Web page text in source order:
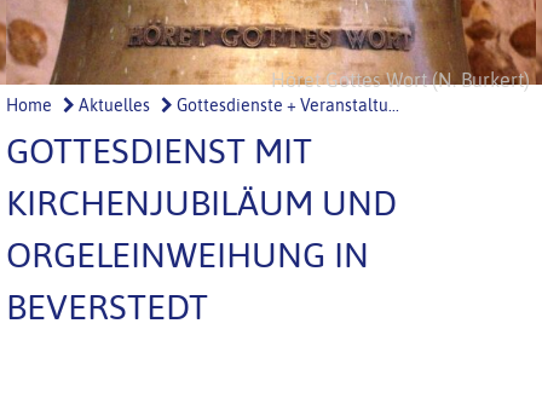
Höret Gottes Wort (N. Burkert)
Ehre Gottes (N. Burkert)
Home Aktuelles Gottesdienste + Veranstaltu...
GOTTESDIENST MIT
KIRCHENJUBILÄUM UND
ORGELEINWEIHUNG IN
BEVERSTEDT